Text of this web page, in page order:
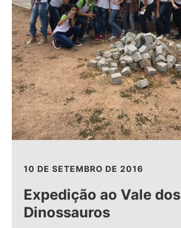
10 DE SETEMBRO DE 2016
Expedição ao Vale dos
Dinossauros